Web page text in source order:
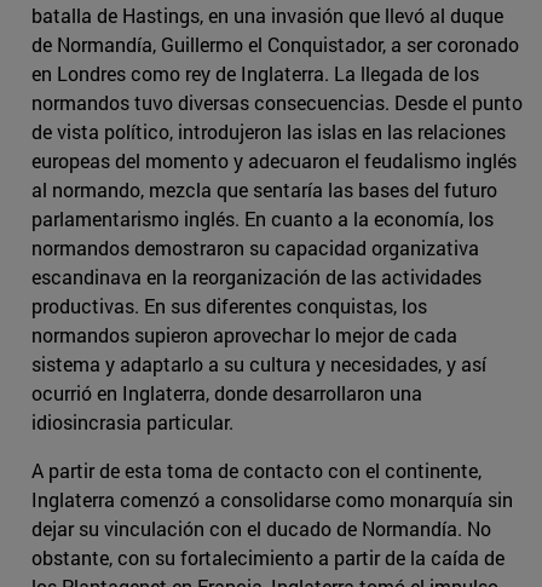
batalla de Hastings, en una invasión que llevó al duque
de Normandía, Guillermo el Conquistador, a ser coronado
en Londres como rey de Inglaterra. La llegada de los
normandos tuvo diversas consecuencias. Desde el punto
de vista político, introdujeron las islas en las relaciones
europeas del momento y adecuaron el feudalismo inglés
al normando, mezcla que sentaría las bases del futuro
parlamentarismo inglés. En cuanto a la economía, los
normandos demostraron su capacidad organizativa
escandinava en la reorganización de las actividades
productivas. En sus diferentes conquistas, los
normandos supieron aprovechar lo mejor de cada
sistema y adaptarlo a su cultura y necesidades, y así
ocurrió en Inglaterra, donde desarrollaron una
idiosincrasia particular.
A partir de esta toma de contacto con el continente,
Inglaterra comenzó a consolidarse como monarquía sin
dejar su vinculación con el ducado de Normandía. No
obstante, con su fortalecimiento a partir de la caída de